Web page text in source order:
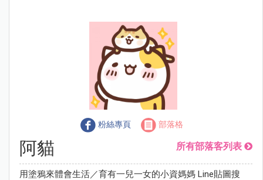
粉絲專頁 部落格
阿貓 所有部落客列表
用塗鴉來體會生活／育有一兒一女的小資媽媽 Line貼圖搜